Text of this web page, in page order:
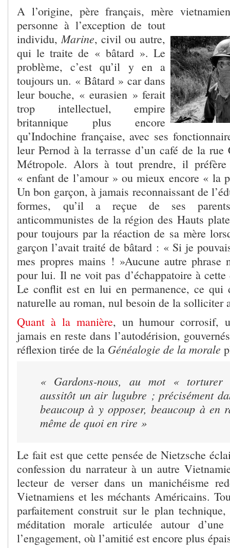
A l’origine, père français, mère
personne à l’exception de tout
individu, Marine, civil ou autre,
qui le traite de « bâtard ». Le
problème, c’est qu’il y en a
toujours un. « Bâtard » car dans
leur bouche, « eurasien » ferait
trop intellectuel, empire
britannique plus encore
qu’Indochine française, avec ses
leur Pernod à la terrasse d’un café de la
Métropole. Alors à tout prendre, il
« enfant de l’amour » ou mieux encore « la
Un bon garçon, à jamais reconnaissant de
formes, qu’il a reçue de ses
anticommunistes de la région des Hauts
pour toujours par la réaction de sa mère
garçon l’avait traité de bâtard : « Si je
mes propres mains ! »Aucune autre phrase
pour lui. Il ne voit pas d’échappatoire à
Le conflit est en lui en permanence, ce qui
naturelle au roman, nul besoin de la solliciter
Quant à la manière, un humour corrosif,
jamais en reste dans l’autodérision,
réflexion tirée de la Généalogie de la morale
« Gardons-nous, au mot « torturer
aussitôt un air lugubre ; précisément
beaucoup à y opposer, beaucoup à en
même de quoi en rire »
Le fait est que cette pensée de Nietzsche
confession du narrateur à un autre
lecteur de verser dans un manichéisme
Vietnamiens et les méchants Américains.
parfaitement construit sur le plan
méditation morale articulée autour
l’engagement, où l’amitié est encore plus